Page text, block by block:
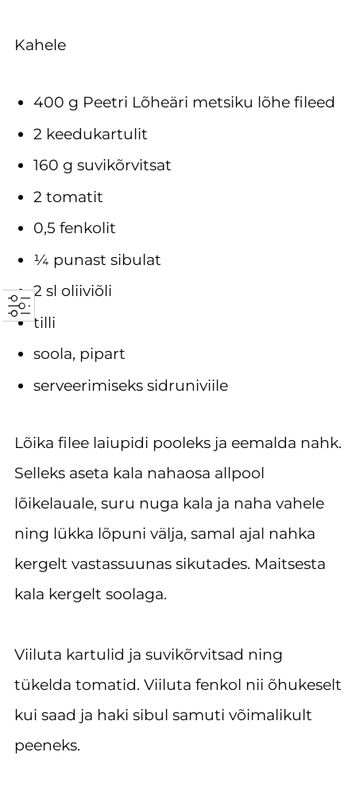
Kahele
400 g Peetri Lõheäri metsiku lõhe fileed
2 keedukartulit
160 g suvikõrvitsat
2 tomatit
0,5 fenkolit
¼ punast sibulat
2 sl oliiviõli
tilli
soola, pipart
serveerimiseks sidruniviile
Lõika filee laiupidi pooleks ja eemalda nahk.
Selleks aseta kala nahaosa allpool
lõikelauale, suru nuga kala ja naha vahele
ning lükka lõpuni välja, samal ajal nahka
kergelt vastassuunas sikutades. Maitsesta
kala kergelt soolaga.
Viiluta kartulid ja suvikõrvitsad ning
tükelda tomatid. Viiluta fenkol nii õhukeselt
kui saad ja haki sibul samuti võimalikult
peeneks.